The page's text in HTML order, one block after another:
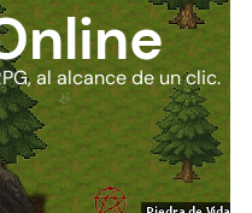
al alcance de un clic.